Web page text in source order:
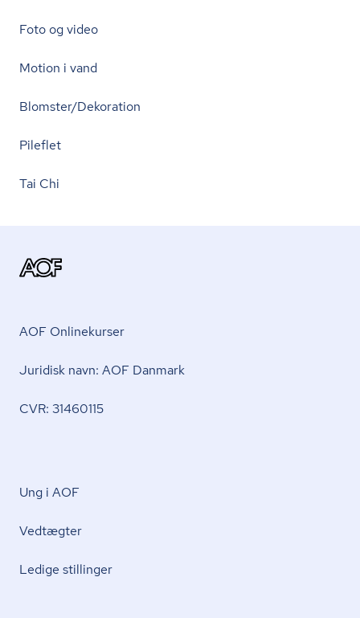
Foto og video
Motion i vand
Blomster/Dekoration
Pileflet
Tai Chi
AOF Onlinekurser
Juridisk navn: AOF Danmark
CVR: 31460115
Ung i AOF
Vedtægter
Ledige stillinger